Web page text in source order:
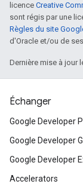
licence Creative
sont régis par une
Règles du site
d'Oracle et/ou de
Dernière mise à jour
Échanger
Google Developer
Google Developer
Google Developer
Accelerators